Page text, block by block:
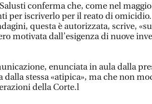
conferma che, come nel
per iscriverlo per il reato di
questa è autorizzata, scrive,
motivata dall’esigenza di nuove
enunciata in aula dalla
dalla stessa «atipica», ma che non
della Corte.l